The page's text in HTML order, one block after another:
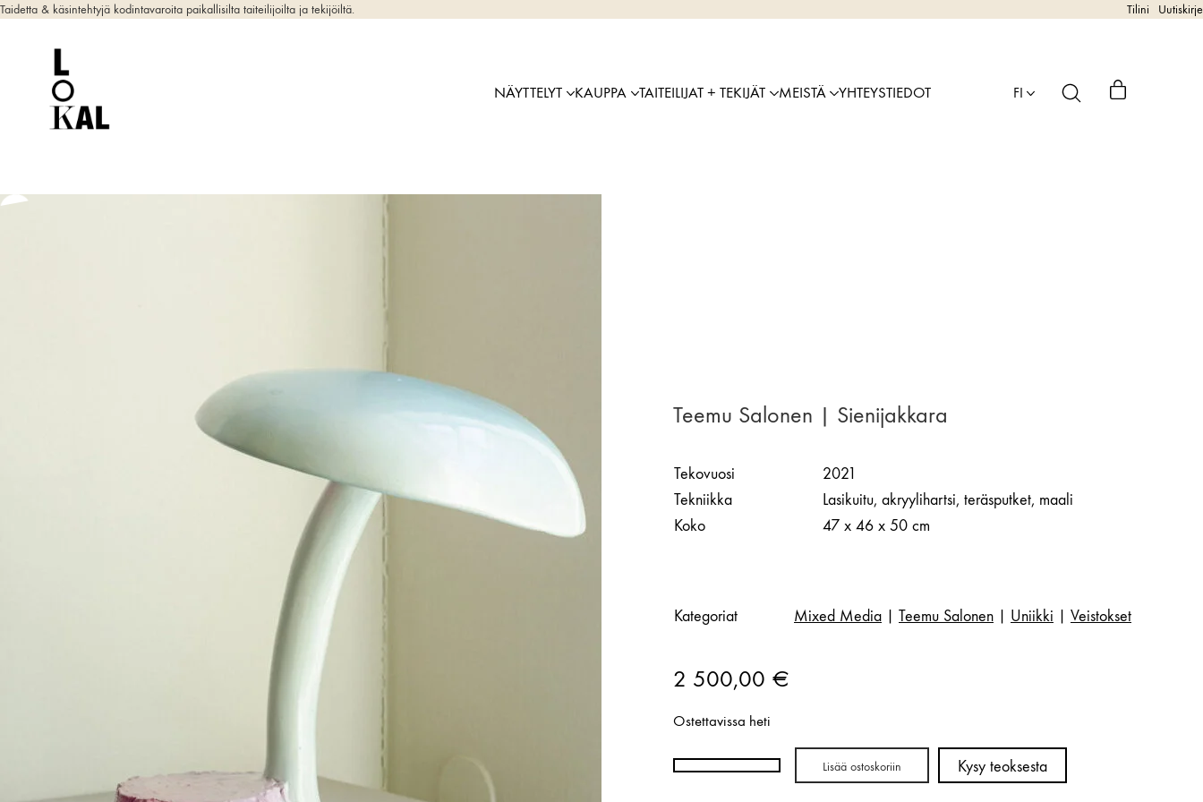
Taidetta & käsintehtyjä kodintavaroita paikallisilta taiteilijoilta ja tekijöiltä. Tilini Uutiskirje
NÄYTTELYT KAUPPA TAITEILIJAT + TEKIJÄT MEISTÄ YHTEYSTIEDOT FI
Teemu Salonen | Sienijakkara
Tekovuosi
2021
Tekniikka
Lasikuitu, akryylihartsi, teräsputket, maali
Koko
47 x 46 x 50 cm
Kategoriat Mixed Media Teemu Salonen Uniikki Veistokset
2 500,00 €
Ostettavissa heti
Teemu
Lisää ostoskoriin Kysy teoksesta